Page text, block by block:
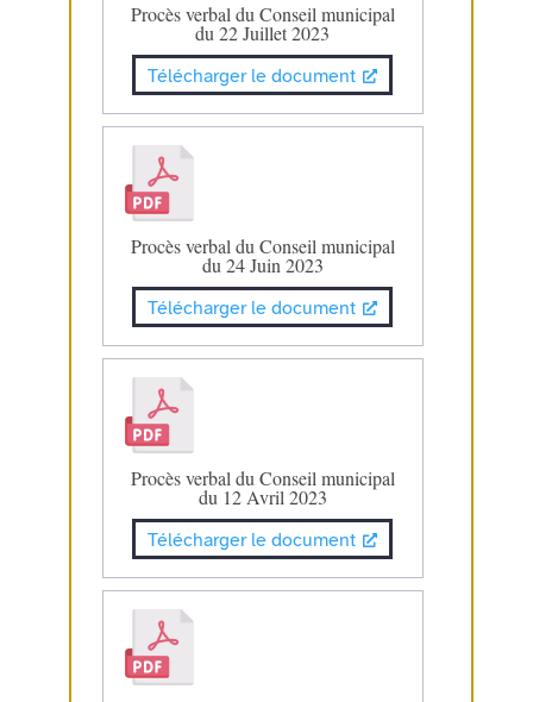
Procès verbal du Conseil municipal
du 22 Juillet 2023
Télécharger le document
Procès verbal du Conseil municipal
du 24 Juin 2023
Télécharger le document
Procès verbal du Conseil municipal
du 12 Avril 2023
Télécharger le document